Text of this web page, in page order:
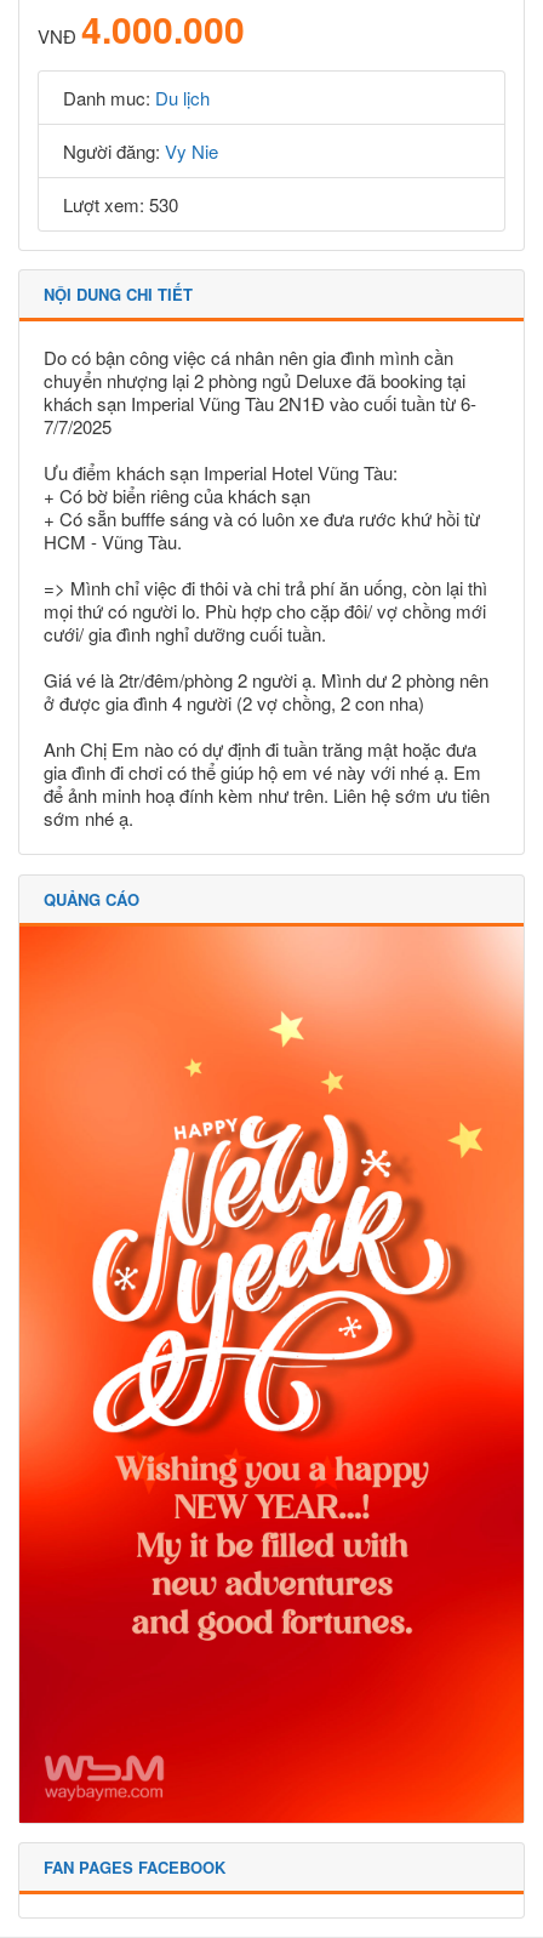
VNĐ 4.000.000
Danh muc: Du lịch
Người đăng: Vy Nie
Lượt xem: 530
NỘI DUNG CHI TIẾT
Do có bận công việc cá nhân nên gia đình mình cần
chuyển nhượng lại 2 phòng ngủ Deluxe đã booking tại
khách sạn Imperial Vũng Tàu 2N1Đ vào cuối tuần từ 6-
7/7/2025
Ưu điểm khách sạn Imperial Hotel Vũng Tàu:
+ Có bờ biển riêng của khách sạn
+ Có sẵn bufffe sáng và có luôn xe đưa rước khứ hồi từ
HCM - Vũng Tàu.
=> Mình chỉ việc đi thôi và chi trả phí ăn uống, còn lại thì
mọi thứ có người lo. Phù hợp cho cặp đôi/ vợ chồng mới
cưới/ gia đình nghỉ dưỡng cuối tuần.
Giá vé là 2tr/đêm/phòng 2 người ạ. Mình dư 2 phòng nên
ở được gia đình 4 người (2 vợ chồng, 2 con nha)
Anh Chị Em nào có dự định đi tuần trăng mật hoặc đưa
gia đình đi chơi có thể giúp hộ em vé này với nhé ạ. Em
để ảnh minh hoạ đính kèm như trên. Liên hệ sớm ưu tiên
sớm nhé ạ.
QUẢNG CÁO
FAN PAGES FACEBOOK